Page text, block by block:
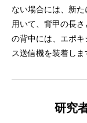
ない場合には、新
用いて、背甲の長
の背中には、エポ
ス送信機を装着しま
研究